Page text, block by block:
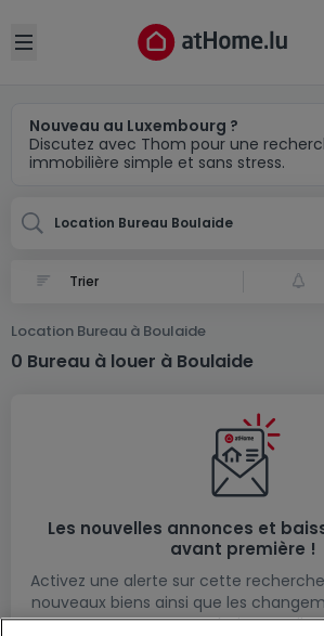
Open sidebar
Nouveau au Luxembourg ?
Discutez avec Thom pour une
immobilière simple et sans stress.
Location Bureau Boulaide
Location Bureau à Boulaide
0 Bureau à louer à Boulaide
Les nouvelles annonces et
avant première !
Activez une alerte sur cette
nouveaux biens ainsi que les
votre boite email !
Localité(s)
Annuler